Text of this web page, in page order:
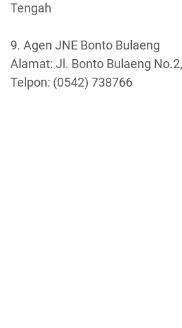
Tengah
9. Agen JNE Bonto Bulaeng
Alamat: Jl. Bonto Bulaeng
Telpon: (0542) 738766